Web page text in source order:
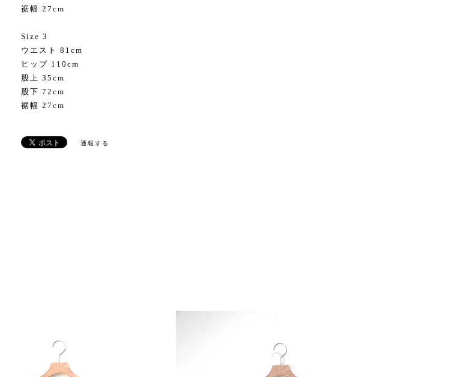
裾幅 27cm
Size 3
ウエスト 81cm
ヒップ 110cm
股上 35cm
股下 72cm
裾幅 27cm
通報する